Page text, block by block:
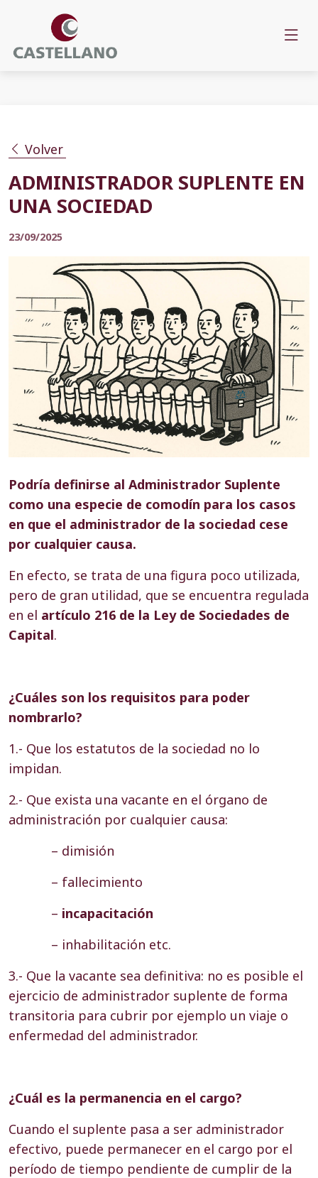
Volver
ADMINISTRADOR SUPLENTE EN
UNA SOCIEDAD
23/09/2025
Podría definirse al Administrador Suplente
como una especie de comodín para los casos
en que el administrador de la sociedad cese
por cualquier causa.
En efecto, se trata de una figura poco utilizada,
pero de gran utilidad, que se encuentra regulada
en el artículo 216 de la Ley de Sociedades de
Capital.
¿Cuáles son los requisitos para poder
nombrarlo?
1.- Que los estatutos de la sociedad no lo
impidan.
2.- Que exista una vacante en el órgano de
administración por cualquier causa:
– dimisión
– fallecimiento
– incapacitación
– inhabilitación etc.
3.- Que la vacante sea definitiva: no es posible el
ejercicio de administrador suplente de forma
transitoria para cubrir por ejemplo un viaje o
enfermedad del administrador.
¿Cuál es la permanencia en el cargo?
Cuando el suplente pasa a ser administrador
efectivo, puede permanecer en el cargo por el
período de tiempo pendiente de cumplir de la